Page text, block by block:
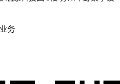
务